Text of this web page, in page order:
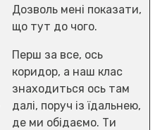
Дозволь мені показати,
що тут до чого.
Перш за все, ось
коридор, а наш клас
знаходиться ось там
далі, поруч із їдальнею,
де ми обідаємо. Ти